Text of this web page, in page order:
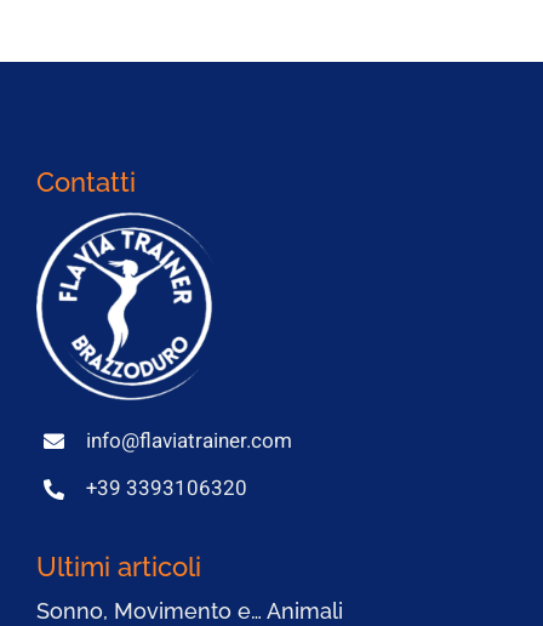
Contatti
info@flaviatrainer.com
+39 3393106320
Ultimi articoli
Sonno, Movimento e… Animali